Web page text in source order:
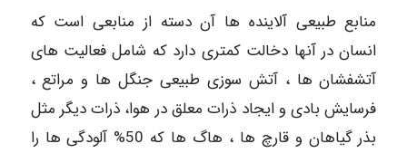
منابع طبیعی آلاینده ها آن دسته از منابعی است که
انسان در آنها دخالت کمتری دارد که شامل فعالیت های
آتشفشان ها ، آتش سوزی طبیعی جنگل ها و مراتع ،
فرسایش بادی و ایجاد ذرات معلق در هوا، ذرات دیگر مثل
بذر گیاهان و قارچ ها ، هاگ ها که 50% آلودگی ها را